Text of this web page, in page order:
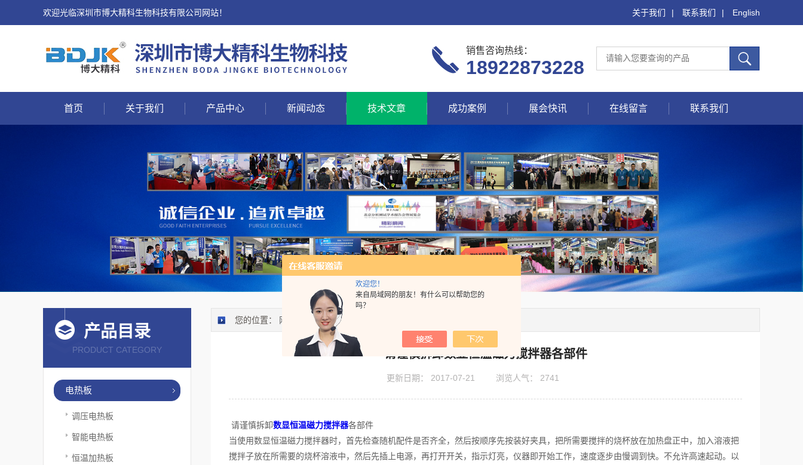
欢迎您！
来自局域网的朋友！有什么可以帮助您的
吗？
欢迎光临深圳市博大精科生物科技有限公司网站！ 关于我们 | 联系我们 | English
销售咨询热线：
18922873228
首页 关于我们 产品中心 新闻动态 技术文章 成功案例 展会快讯 在线留言 联系我们
产品目录
PRODUCT CATEGORY
电热板
调压电热板
智能电热板
恒温加热板
您的位置： 网站首页 >技术文章
请谨慎拆卸数显恒温磁力搅拌器各部件
更新日期： 2017-07-21 浏览人气： 2741
请谨慎拆卸数显恒温磁力搅拌器各部件
当使用数显恒温磁力搅拌器时，首先检查随机配件是否齐全，然后按顺序先按装好夹具，把所需要搅拌的烧杯放在加热盘正中，加入溶液把
搅拌子放在所需要的烧杯溶液中，然后先插上电源，再打开开关，指示灯亮，仪器即开始工作，速度逐步由慢调到快。不允许高速起动。以